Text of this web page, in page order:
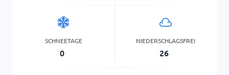
SCHNEETAGE
0
NIEDERSCHLAGSFREI
26